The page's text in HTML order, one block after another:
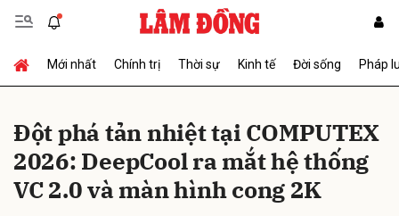
Mới nhất Chính trị Thời sự Kinh tế Đời sống Pháp
Đột phá tản nhiệt tại COMPUTEX
2026: DeepCool ra mắt hệ thống
VC 2.0 và màn hình cong 2K
Gửi bình luận